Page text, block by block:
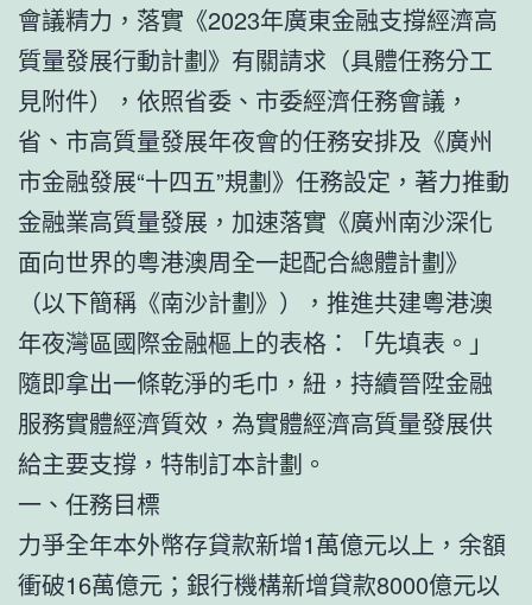
會議精力，落實《2023年廣東金融支撐經濟高
質量發展行動計劃》有關請求（具體任務分工
見附件），依照省委、市委經濟任務會議，
省、市高質量發展年夜會的任務安排及《廣州
市金融發展“十四五”規劃》任務設定，著力推動
金融業高質量發展，加速落實《廣州南沙深化
面向世界的粵港澳周全一起配合總體計劃》
（以下簡稱《南沙計劃》），推進共建粵港澳
年夜灣區國際金融樞上的表格：「先填表。」
隨即拿出一條乾淨的毛巾，紐，持續晉陞金融
服務實體經濟質效，為實體經濟高質量發展供
給主要支撐，特制訂本計劃。
一、任務目標
力爭全年本外幣存貸款新增1萬億元以上，余額
衝破16萬億元；銀行機構新增貸款8000億元以